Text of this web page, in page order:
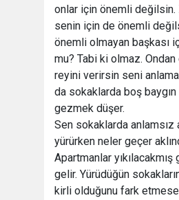
onlar için önemli değilsin.
senin için de önemli
önemli olmayan başkası
mu? Tabi ki olmaz. Ondan
reyini verirsin seni
da sokaklarda boş baygın
gezmek düşer.
Sen sokaklarda anlamsız
yürürken neler geçer
Apartmanlar
gelir. Yürüdüğün
kirli olduğunu fark